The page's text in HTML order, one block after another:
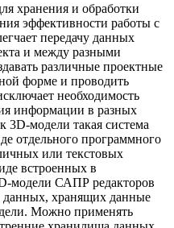
хранения и обработки
эффективности работы с
передачу данных
и между разными
различные проектные
форме и проводить
необходимость
информации в разных
модели такая система
отдельного программного
или текстовых
встроенных в
модели САПР редакторов
хранящих данные
Можно применять